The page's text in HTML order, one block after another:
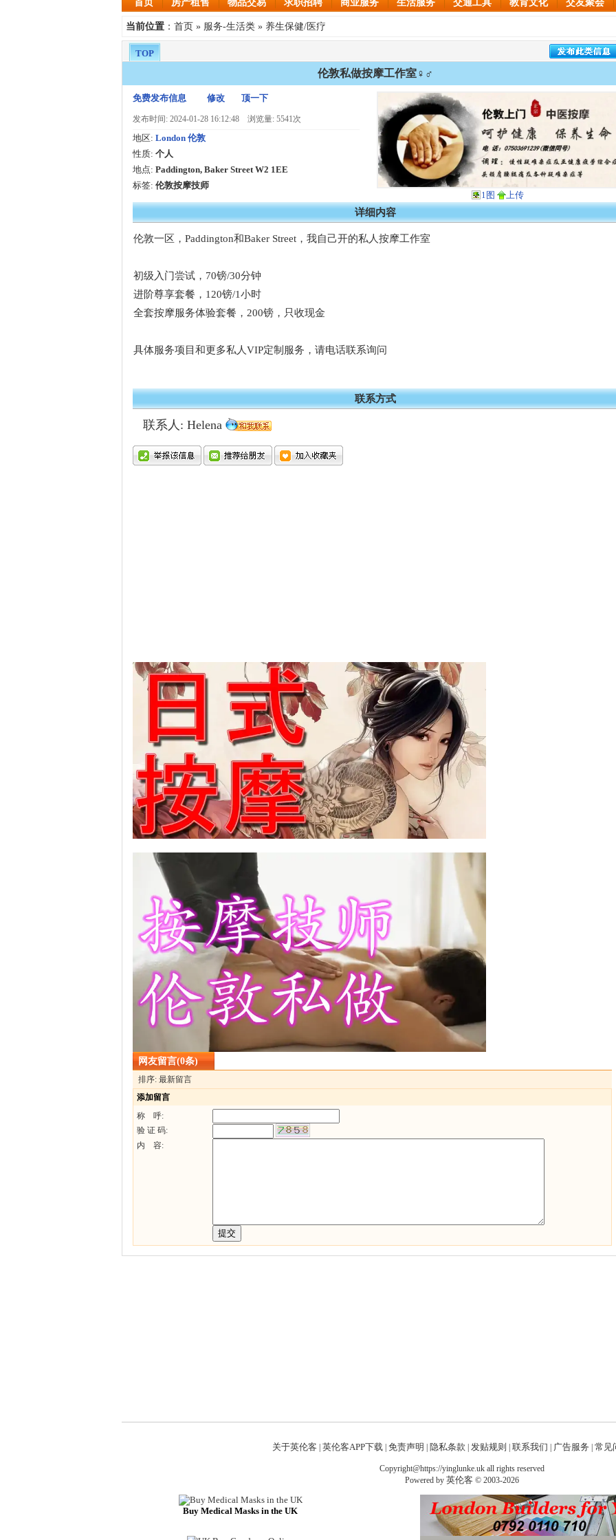
首页 房产租售 物品交易 求职招聘 商业服务 生活服务 交通工具 教育文化 交友聚会
当前位置 ： 首页 » 服务-生活类 » 养生保健/医疗
TOP
伦敦私做按摩工作室♀️♂️
免费发布信息 修改 顶一下
发布时间: 2024-01-28 16:12:48 浏览量: 5541次
地区: London 伦敦
性质: 个人
地点: Paddington, Baker Street W2 1EE
标签: 伦敦按摩技师
1图
上传
详细内容
伦敦一区，Paddington和Baker Street，我自己开的私人按摩工作室
初级入门尝试，70镑/30分钟
进阶尊享套餐，120镑/1小时
全套按摩服务体验套餐，200镑，只收现金
具体服务项目和更多私人VIP定制服务，请电话联系询问
联系方式
联系人: Helena
网友留言(0条)
排序: 最新留言
添加留言
称 呼:
验 证 码:
内 容:
关于英伦客 英伦客APP下载| 免责声明 隐私条款 发贴规则 联系我们 广告服务 常见
Copyright@https://yinglunke.uk all rights reserved
Powered by 英伦客 © 2003-2026
Buy Medical Masks in the UK